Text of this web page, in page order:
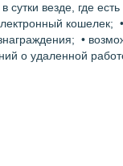
везде, где
кошелек;
•
о удаленной